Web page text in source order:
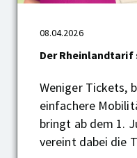
08.04.2026
Der
Weniger Tickets,
einfachere
bringt ab dem 1.
vereint dabei die